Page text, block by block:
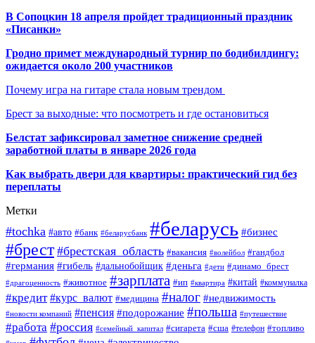
В Сопоцкин 18 апреля пройдет традиционный праздник
«Писанки»
Гродно примет международный турнир по бодибилдингу:
ожидается около 200 участников
Почему игра на гитаре стала новым трендом
Брест за выходные: что посмотреть и где остановиться
Белстат зафиксировал заметное снижение средней
заработной платы в январе 2026 года
Как выбрать двери для квартиры: практический гид без
переплаты
Метки
#tochka #авто #банк #беларусбанк #беларусь #бизнес
#брест #брестская_область #вакансия #волейбол #гандбол
#германия #гибель #дальнобойщик #деньга #дети #динамо_брест
#драгоценность #животное #зарплата #ип #квартира #китай #коммуналка
#кредит #курс_валют #медицина #налог #недвижимость
#новости компаний #пенсия #подорожание #польша #путешествие
#работа #россия #семейный_капитал #сигарета #сша #телефон #топливо